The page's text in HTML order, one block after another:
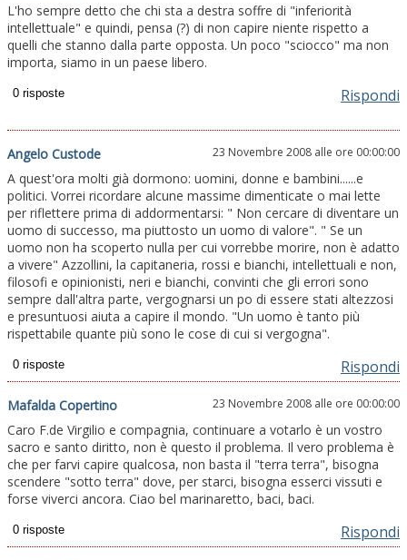
L'ho sempre detto che chi sta a destra soffre di "inferiorità
intellettuale" e quindi, pensa (?) di non capire niente rispetto a
quelli che stanno dalla parte opposta. Un poco "sciocco" ma non
importa, siamo in un paese libero.
Rispondi
Angelo Custode 23 Novembre 2008 alle ore 00:00:00
A quest'ora molti già dormono: uomini, donne e bambini......e
politici. Vorrei ricordare alcune massime dimenticate o mai lette
per riflettere prima di addormentarsi: " Non cercare di diventare un
uomo di successo, ma piuttosto un uomo di valore". " Se un
uomo non ha scoperto nulla per cui vorrebbe morire, non è adatto
a vivere" Azzollini, la capitaneria, rossi e bianchi, intellettuali e non,
filosofi e opinionisti, neri e bianchi, convinti che gli errori sono
sempre dall'altra parte, vergognarsi un po di essere stati altezzosi
e presuntuosi aiuta a capire il mondo. "Un uomo è tanto più
rispettabile quante più sono le cose di cui si vergogna".
Rispondi
Mafalda Copertino 23 Novembre 2008 alle ore 00:00:00
Caro F.de Virgilio e compagnia, continuare a votarlo è un vostro
sacro e santo diritto, non è questo il problema. Il vero problema è
che per farvi capire qualcosa, non basta il "terra terra", bisogna
scendere "sotto terra" dove, per starci, bisogna esserci vissuti e
forse viverci ancora. Ciao bel marinaretto, baci, baci.
Rispondi